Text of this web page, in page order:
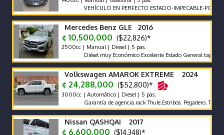
VEHÍCULO EN PERFECTO ESTADO-IMPECABLE-POCO
Mercedes Benz GLE 2016
¢ 10,500,000 ($22,826)*
2500cc | Manual | Diesel | 5 pas.
Diésel muy Económico Excelente Estado General tapicería
Volkswagen AMAROK EXTREME 2024
¢ 24,288,000 ($52,800)*
3000cc | Automático | Diesel | 5 pas.
Garantía de agencia.rack Thule.Estribos. Pegadero. Tapa
Nissan QASHQAI 2017
¢ 6,600,000 ($14,348)*